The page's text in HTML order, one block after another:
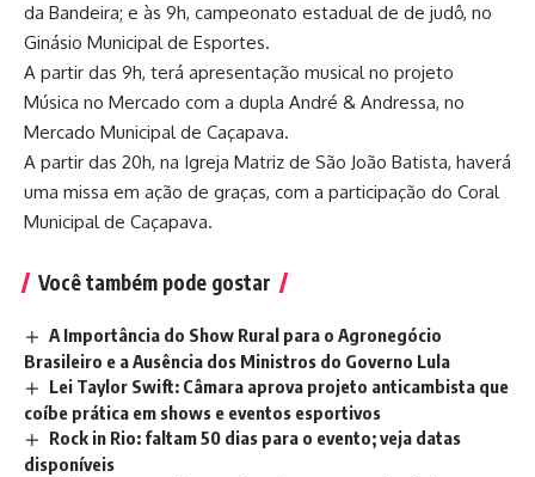
da Bandeira; e às 9h, campeonato estadual de de judô, no
Ginásio Municipal de Esportes.
A partir das 9h, terá apresentação musical no projeto
Música no Mercado com a dupla André & Andressa, no
Mercado Municipal de Caçapava.
A partir das 20h, na Igreja Matriz de São João Batista, haverá
uma missa em ação de graças, com a participação do Coral
Municipal de Caçapava.
Você também pode gostar
A Importância do Show Rural para o Agronegócio
Brasileiro e a Ausência dos Ministros do Governo Lula
Lei Taylor Swift: Câmara aprova projeto anticambista que
coíbe prática em shows e eventos esportivos
Rock in Rio: faltam 50 dias para o evento; veja datas
disponíveis